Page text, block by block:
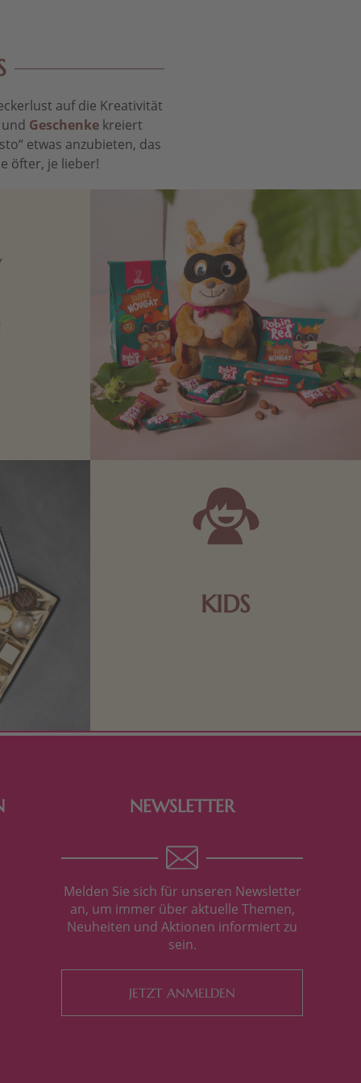
auf die Kreativität
Geschenkekreiert
etwas anzubieten, das
öfter, je lieber!
KIDS
NEWSLETTER
Melden Sie sich für unseren Newsletter
an, um immer über aktuelle Themen,
Neuheiten und Aktionen informiert zu
sein.
JETZT ANMELDEN